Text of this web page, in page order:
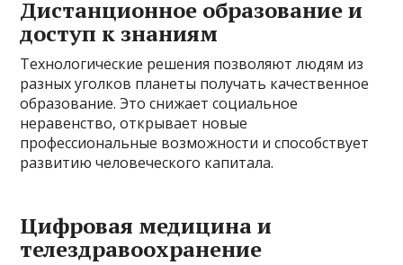
Дистанционное образование и
доступ к знаниям
Технологические решения позволяют людям из
разных уголков планеты получать качественное
образование. Это снижает социальное
неравенство, открывает новые
профессиональные возможности и способствует
развитию человеческого капитала.
Цифровая медицина и
телездравоохранение